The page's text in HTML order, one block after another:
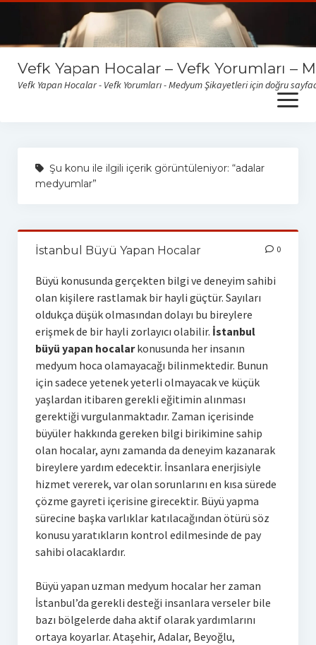
Vefk Yapan Hocalar – Vefk Yorumları –
Vefk Yapan Hocalar - Vefk Yorumları - Medyum Şikayetleri için doğru
open
menu
buraya tıklayabilirsiniz
Şu konu ile ilgili içerik görüntüleniyor: “adalar
medyumlar”
İstanbul Büyü Yapan Hocalar 0
Büyü konusunda gerçekten bilgi ve deneyim sahibi
olan kişilere rastlamak bir hayli güçtür. Sayıları
oldukça düşük olmasından dolayı bu bireylere
erişmek de bir hayli zorlayıcı olabilir. İstanbul
büyü yapan hocalarkonusunda her insanın
medyum hoca olamayacağı bilinmektedir. Bunun
için sadece yetenek yeterli olmayacak ve küçük
yaşlardan itibaren gerekli eğitimin alınması
gerektiği vurgulanmaktadır. Zaman içerisinde
büyüler hakkında gereken bilgi birikimine sahip
olan hocalar, aynı zamanda da deneyim kazanarak
bireylere yardım edecektir. İnsanlara enerjisiyle
hizmet vererek, var olan sorunlarını en kısa sürede
çözme gayreti içerisine girecektir. Büyü yapma
sürecine başka varlıklar katılacağından ötürü söz
konusu yaratıkların kontrol edilmesinde de pay
sahibi olacaklardır.
Büyü yapan uzman medyum hocalar her zaman
İstanbul’da gerekli desteği insanlara verseler bile
bazı bölgelerde daha aktif olarak yardımlarını
ortaya koyarlar. Ataşehir, Adalar, Beyoğlu,